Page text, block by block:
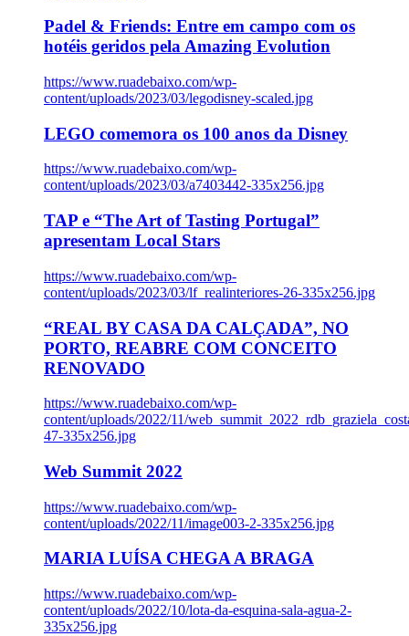
Padel & Friends: Entre em campo com os
hotéis geridos pela Amazing Evolution
https://www.ruadebaixo.com/wp-
content/uploads/2023/03/legodisney-scaled.jpg
LEGO comemora os 100 anos da Disney
https://www.ruadebaixo.com/wp-
content/uploads/2023/03/a7403442-335x256.jpg
TAP e “The Art of Tasting Portugal”
apresentam Local Stars
https://www.ruadebaixo.com/wp-
content/uploads/2023/03/lf_realinteriores-26-335x256.jpg
“REAL BY CASA DA CALÇADA”, NO
PORTO, REABRE COM CONCEITO
RENOVADO
https://www.ruadebaixo.com/wp-
content/uploads/2022/11/
47-335x256.jpg
Web Summit 2022
https://www.ruadebaixo.com/wp-
content/uploads/2022/11/image003-2-335x256.jpg
MARIA LUÍSA CHEGA A BRAGA
https://www.ruadebaixo.com/wp-
content/uploads/2022/10/lota-da-esquina-sala-agua-2-
335x256.jpg